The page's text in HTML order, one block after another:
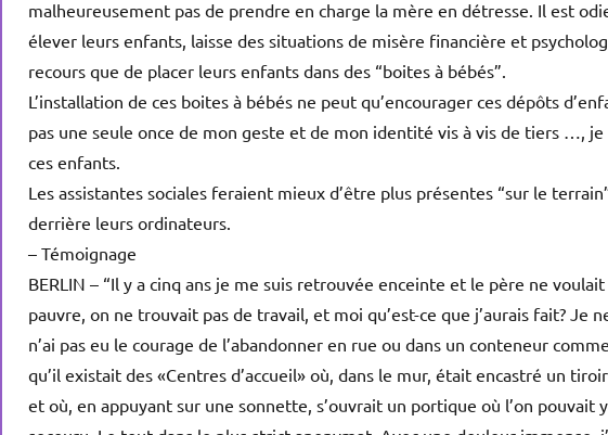
malheureusement pas de prendre en charge la mère en détresse. Il est
élever leurs enfants, laisse des situations de misère financière et
recours que de placer leurs enfants dans des “boites à bébés”.
L’installation de ces boites à bébés ne peut qu’encourager ces dépôts
pas une seule once de mon geste et de mon identité vis à vis de tiers …,
ces enfants.
Les assistantes sociales feraient mieux d’être plus présentes “sur le
derrière leurs ordinateurs.
– Témoignage
BERLIN – “Il y a cinq ans je me suis retrouvée enceinte et le père ne
pauvre, on ne trouvait pas de travail, et moi qu’est-ce que j’aurais fait? Je
n’ai pas eu le courage de l’abandonner en rue ou dans un conteneur
qu’il existait des «Centres d’accueil» où, dans le mur, était encastré un
et où, en appuyant sur une sonnette, s’ouvrait un portique où l’on